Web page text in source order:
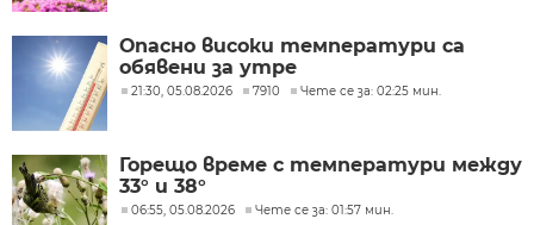
Опасно високи температури са
обявени за утре
21:30, 05.08.2026 7910 Чете се за: 02:25 мин.
Горещо време с температури между
33° и 38°
06:55, 05.08.2026 Чете се за: 01:57 мин.